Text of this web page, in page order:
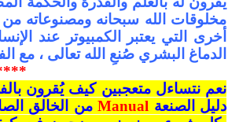
مخلوقات الله سبحانه ومصنوعاته
أخرى التي يعتبر الكمبيوتر عند
الدماغ البشري صُنعِ الله تعالى ، مع
نعم نتساءل متعجبين كيف يُقرون
دليل الصنعة Manualمن الخالق